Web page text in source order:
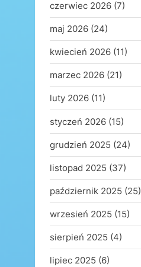
czerwiec 2026 (7)
maj 2026 (24)
kwiecień 2026 (11)
marzec 2026 (21)
luty 2026 (11)
styczeń 2026 (15)
grudzień 2025 (24)
listopad 2025 (37)
październik 2025 (25)
wrzesień 2025 (15)
sierpień 2025 (4)
lipiec 2025 (6)